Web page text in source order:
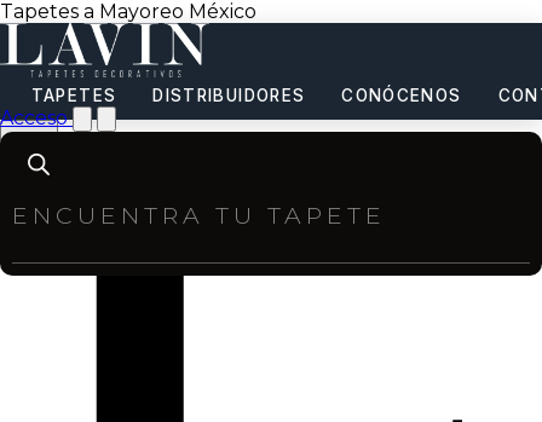
Tapetes a Mayoreo México
TAPETES DISTRIBUIDORES CONÓCENOS
Acceso
Products
search